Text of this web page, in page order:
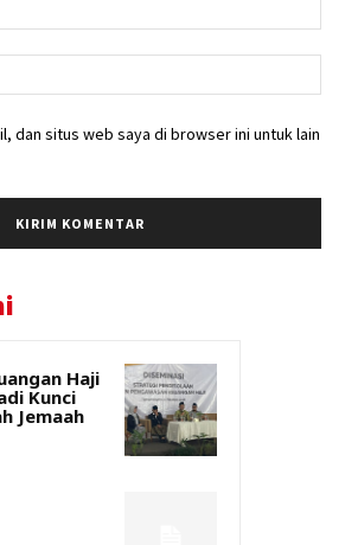
dan situs web saya di browser ini untuk lain
Haji
Kunci
Jemaah